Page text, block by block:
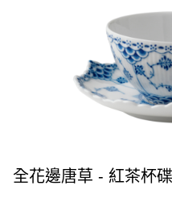
全花邊唐草 - 紅茶杯